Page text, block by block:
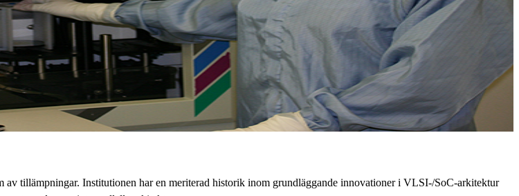
tillämpningar. Institutionen har en meriterad historik inom grundläggande innovationer i VLSI-/SoC-arkitektur